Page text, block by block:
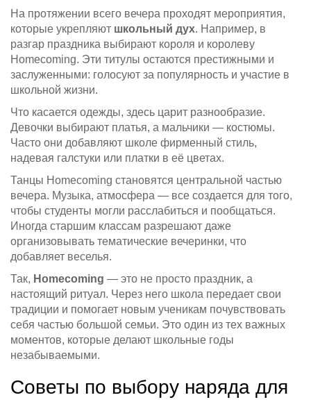
На протяжении всего вечера проходят мероприятия,
которые укрепляют школьный дух. Например, в
разгар праздника выбирают короля и королеву
Homecoming. Эти титулы остаются престижными и
заслуженными: голосуют за популярность и участие в
школьной жизни.
Что касается одежды, здесь царит разнообразие.
Девочки выбирают платья, а мальчики — костюмы.
Часто они добавляют школе фирменный стиль,
надевая галстуки или платки в её цветах.
Танцы Homecoming становятся центральной частью
вечера. Музыка, атмосфера — все создается для того,
чтобы студенты могли расслабиться и пообщаться.
Иногда старшим классам разрешают даже
организовывать тематические вечеринки, что
добавляет веселья.
Так, Homecoming — это не просто праздник, а
настоящий ритуал. Через него школа передает свои
традиции и помогает новым ученикам почувствовать
себя частью большой семьи. Это один из тех важных
моментов, которые делают школьные годы
незабываемыми.
Советы по выбору наряда для